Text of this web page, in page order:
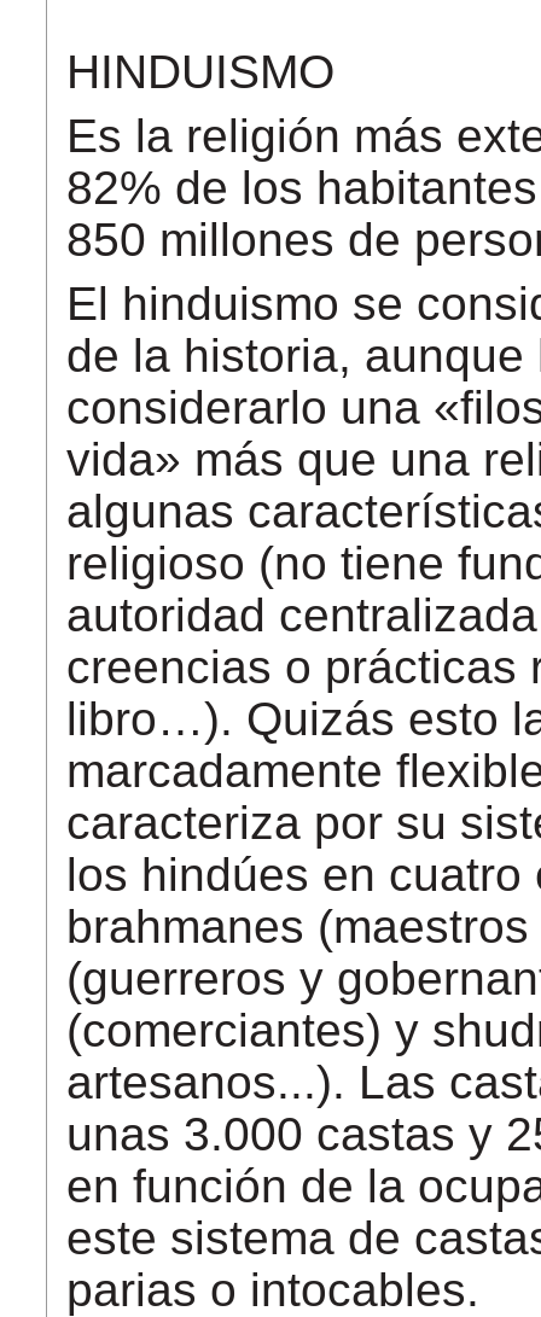
HINDUISMO
Es la religión más
82% de los
850 millones de
El hinduismo se
de la historia,
considerarlo una
vida» más que una
algunas
religioso (no tiene
autoridad
creencias o prácticas
libro…). Quizás esto
marcadamente
caracteriza por su
los hindúes en cuatro
brahmanes
(guerreros y
(comerciantes) y
artesanos...). Las
unas 3.000 castas y
en función de la
este sistema de
parias o intocables.